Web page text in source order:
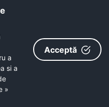
de lucru – conducere
manageriale în cadrul
manageriale în cadrul
a
si a
»
Acceptă